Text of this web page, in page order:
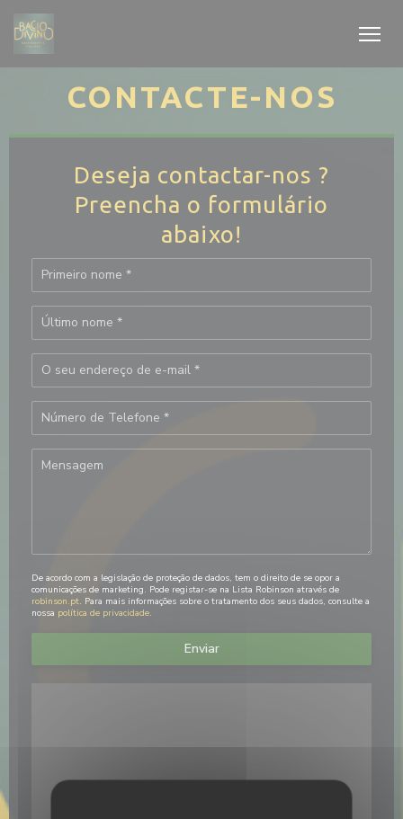
Painel de Gerenciamento de Cookies
CONTACTE-NOS
Deseja contactar-nos ?
Preencha o formulário
abaixo!
De acordo com a legislação de proteção de dados, tem o direito de se opor a
comunicações de marketing. Pode registar-se na Lista Robinson através de
robinson.pt. Para mais informações sobre o tratamento dos seus dados, consulte a
nossa política de privacidade.